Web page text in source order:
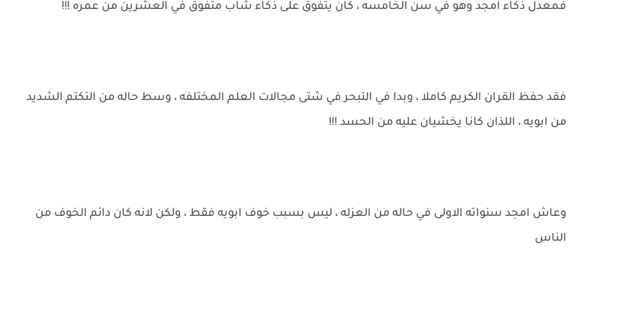
فمعدل ذكاء امجد وهو في سن الخامسه ، كان يتفوق على ذكاء شاب متفوق في العشرين من عمره !!!
فقد حفظ القران الكريم كاملا ، وبدا في التبحر في شتى مجالات العلم المختلفه ، وسط حاله من التكتم الشديد
من ابويه ، اللذان كانا يخشيان عليه من الحسد !!!
وعاش امجد سنواته الاولى في حاله من العزله ، ليس بسبب خوف ابويه فقط ، ولكن لانه كان دائم الخوف من
الناس